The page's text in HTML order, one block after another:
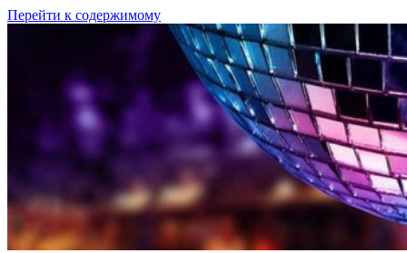
Перейти к содержимому